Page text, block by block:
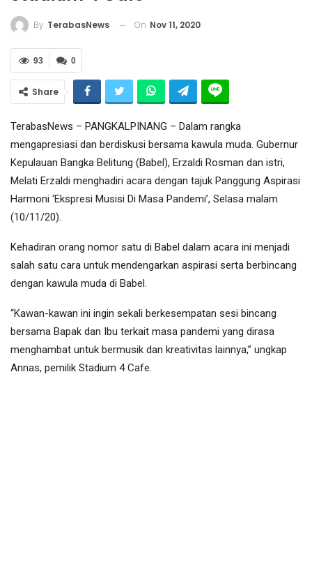
By TerabasNews On Nov 11, 2020
0
93
Share
TerabasNews – PANGKALPINANG – Dalam rangka
mengapresiasi dan berdiskusi bersama kawula muda. Gubernur
Kepulauan Bangka Belitung (Babel), Erzaldi Rosman dan istri,
Melati Erzaldi menghadiri acara dengan tajuk Panggung Aspirasi
Harmoni ‘Ekspresi Musisi Di Masa Pandemi’, Selasa malam
(10/11/20).
Kehadiran orang nomor satu di Babel dalam acara ini menjadi
salah satu cara untuk mendengarkan aspirasi serta berbincang
dengan kawula muda di Babel.
“Kawan-kawan ini ingin sekali berkesempatan sesi bincang
bersama Bapak dan Ibu terkait masa pandemi yang dirasa
menghambat untuk bermusik dan kreativitas lainnya,” ungkap
Annas, pemilik Stadium 4 Cafe.